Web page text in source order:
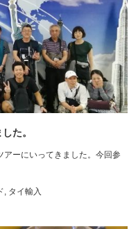
た。
ーにいってきました。今回参
, タイ輸入